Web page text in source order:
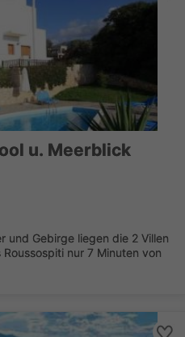
u. Meerblick
und Gebirge liegen die 2 Villen
nur 7 Minuten von